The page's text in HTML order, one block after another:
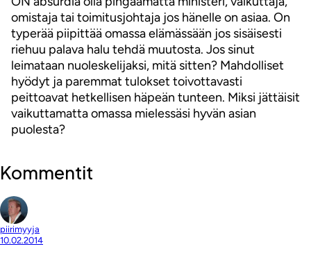
omistaja tai toimitusjohtaja jos hänelle on asiaa. On
typerää piipittää omassa elämässään jos sisäisesti
riehuu palava halu tehdä muutosta. Jos sinut
leimataan nuoleskelijaksi, mitä sitten? Mahdolliset
hyödyt ja paremmat tulokset toivottavasti
peittoavat hetkellisen häpeän tunteen. Miksi jättäisit
vaikuttamatta omassa mielessäsi hyvän asian
puolesta?
Kommentit
piirimyyja
10.02.2014